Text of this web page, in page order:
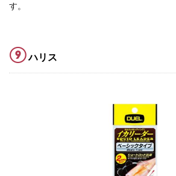
す。
⑨ハリス